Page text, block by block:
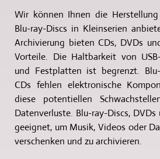
Wir können Ihnen die
Blu-ray-Discs in Kleinserien
Archivierung bieten CDs, DVDs
Vorteile. Die Haltbarkeit von
und Festplatten ist begrenzt.
CDs fehlen elektronische
diese potentiellen
Datenverluste. Blu-ray-Discs,
geeignet, um Musik, Videos oder
verschenken und zu archivieren.